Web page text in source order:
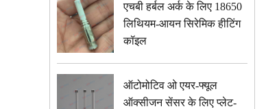
एचबी हर्बल अर्क के लिए 18650
लिथियम-आयन सिरेमिक हीटिंग
कॉइल
ऑटोमोटिव ओ एयर-फ्यूल
ऑक्सीजन सेंसर के लिए प्लेट-